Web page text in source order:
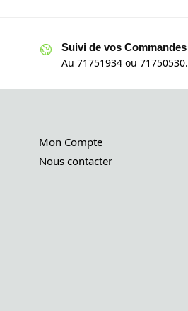
Suivi de vos Commandes
Au 71751934 ou 71750530.
Mon Compte
Nous contacter